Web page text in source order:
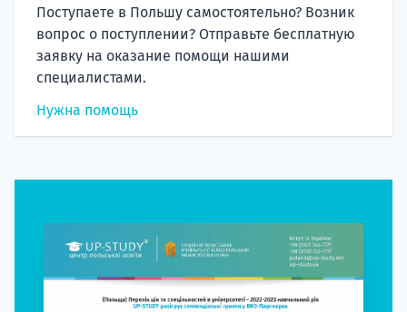
Поступаете в Польшу самостоятельно? Возник
вопрос о поступлении? Отправьте бесплатную
заявку на оказание помощи нашими
специалистами.
Нужна помощь